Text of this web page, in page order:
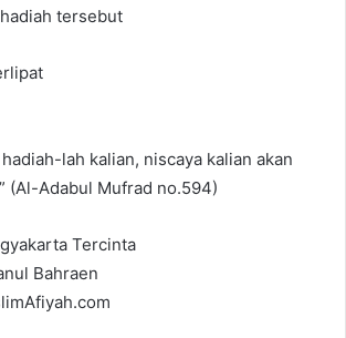
tersebut
lah kalian, niscaya kalian akan
(Al-Adabul Mufrad no.594)
Tercinta
Bahraen